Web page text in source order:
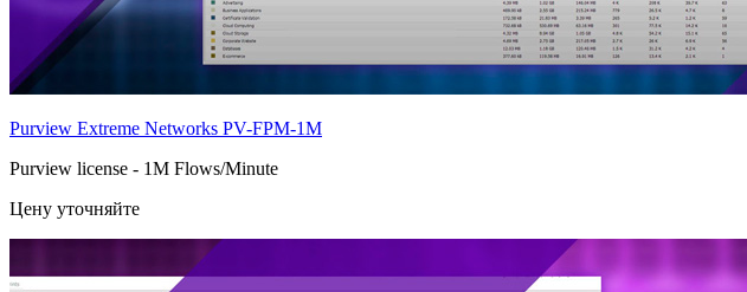
Purview Extreme Networks PV-FPM-1M
Purview license - 1M Flows/Minute
Цену уточняйте